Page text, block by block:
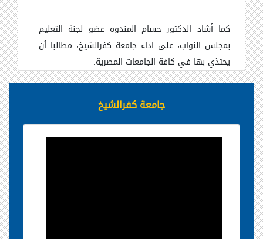
كما أشاد الدكتور حسام المندوه عضو لجنة التعليم
بمجلس النواب، على اداء جامعة كفرالشيخ، مطالبا أن
يحتذي بها في كافة الجامعات المصرية.
جامعة كفرالشيخ